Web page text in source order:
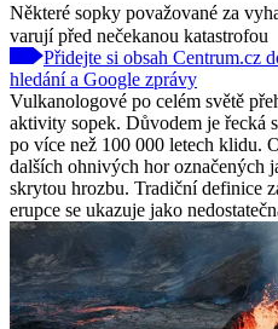
Některé sopky považované za
varují před nečekanou katastrofou
Přidejte si obsah Centrum.cz
hledání a Google zprávy
Vulkanologové po celém světě
aktivity sopek. Důvodem je řecká
po více než 100 000 letech klidu.
dalších ohnivých hor označených
skrytou hrozbu. Tradiční definice
erupce se ukazuje jako